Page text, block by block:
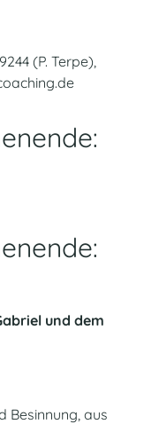
(P. Terpe),
und dem
Besinnung, aus